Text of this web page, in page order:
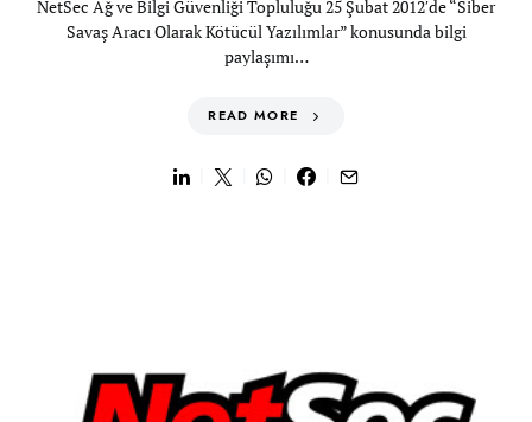
NetSec Ağ ve Bilgi Güvenliği Topluluğu 25 Şubat 2012′de “Siber
Savaş Aracı Olarak Kötücül Yazılımlar” konusunda bilgi
paylaşımı…
READ MORE